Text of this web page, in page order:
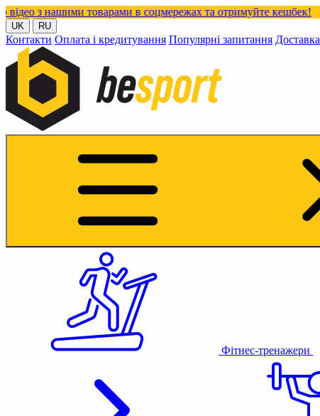
товарами в соцмережах та отримуйте кешбек!
UK RU
Контакти Оплата і кредитування Популярні запитання Доставка
Фітнес-тренажери